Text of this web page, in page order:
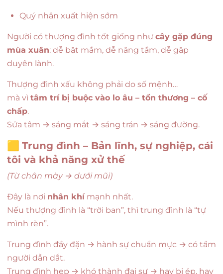
Quý nhân xuất hiện sớm
Người có thượng đình tốt giống như cây gặp đúng
mùa xuân: dễ bật mầm, dễ nâng tầm, dễ gặp
duyên lành.
Thượng đình xấu không phải do số mệnh…
mà vì tâm trí bị buộc vào lo âu – tổn thương – cố
chấp.
Sửa tâm → sáng mắt → sáng trán → sáng đường.
🟨 Trung đình – Bản lĩnh, sự nghiệp, cái
tôi và khả năng xử thế
(Từ chân mày → dưới mũi)
Đây là nơi nhân khímạnh nhất.
Nếu thượng đình là “trời ban”, thì trung đình là “tự
mình rèn”.
Trung đình đầy đặn → hành sự chuẩn mực → có tầm
người dẫn dắt.
Trung đình hẹp → khó thành đại sự → hay bị ép, hay